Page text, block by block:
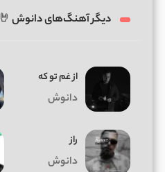
دیگر آهنگ‌های دانوش 🤘
از غم تو که
دانوش
راز
دانوش